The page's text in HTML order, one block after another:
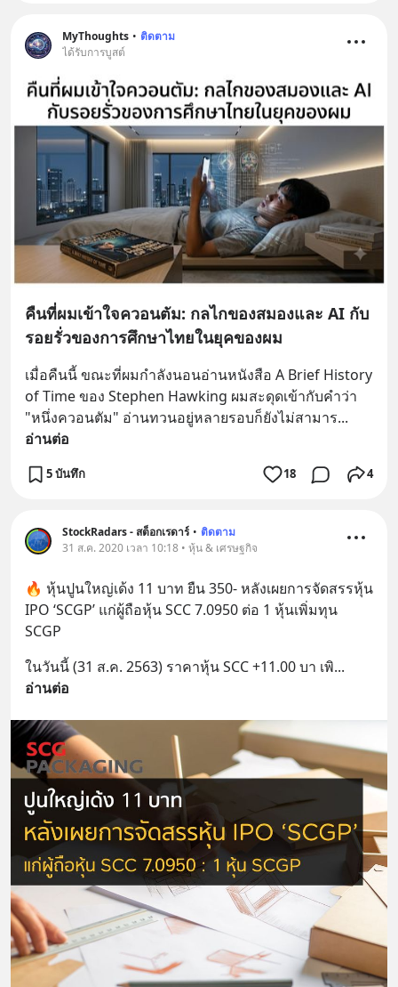
MyThoughts • ติดตาม
ได้รับการบูสต์
คืนที่ผมเข้าใจควอนตัม: กลไกของสมองและ AI กับ
รอยรั่วของการศึกษาไทยในยุคของผม
เมื่อคืนนี้ ขณะที่ผมกำลังนอนอ่านหนังสือ A Brief History
of Time ของ Stephen Hawking ผมสะดุดเข้ากับคำว่า
"หนึ่งควอนตัม" อ่านทวนอยู่หลายรอบก็ยังไม่สามาร
อ่านต่อ
5 บันทึก 18 4
StockRadars - สต็อกเรดาร์ • ติดตาม
31 ส.ค. 2020 เวลา 10:18 • หุ้น & เศรษฐกิจ
🔥 หุ้นปูนใหญ่เด้ง 11 บาท ยืน 350- หลังเผยการจัดสรรหุ้น
IPO ‘SCGP’ แก่ผู้ถือหุ้น SCC 7.0950 ต่อ 1 หุ้นเพิ่มทุน
SCGP
ในวันนี้ (31 ส.ค. 2563) ราคาหุ้น SCC +11.00 บา เพิ
อ่านต่อ